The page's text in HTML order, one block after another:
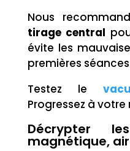
Nous
tirage central
évite les
premières
Testez le
Progressez à votre
Décrypter
magnétique,